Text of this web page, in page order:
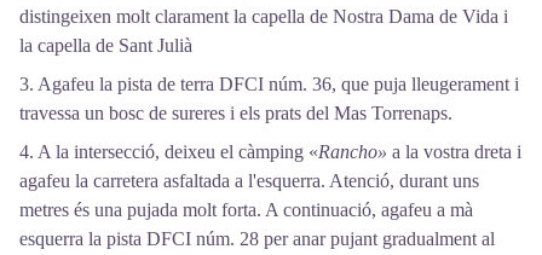
distingeixen molt clarament la capella de Nostra Dama de Vida i
la capella de Sant Julià
3. Agafeu la pista de terra DFCI núm. 36, que puja lleugerament i
travessa un bosc de sureres i els prats del Mas Torrenaps.
4. A la intersecció, deixeu el càmping «Rancho» a la vostra dreta i
agafeu la carretera asfaltada a l'esquerra. Atenció, durant uns
metres és una pujada molt forta. A continuació, agafeu a mà
esquerra la pista DFCI núm. 28 per anar pujant gradualment al